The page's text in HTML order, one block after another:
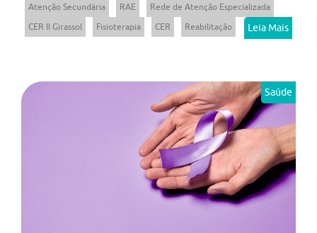
Atenção Secundária
RAE
Rede de Atenção Especializada
CER II Girassol
Fisioterapia CER Reabilitação Leia Mais
Saúde